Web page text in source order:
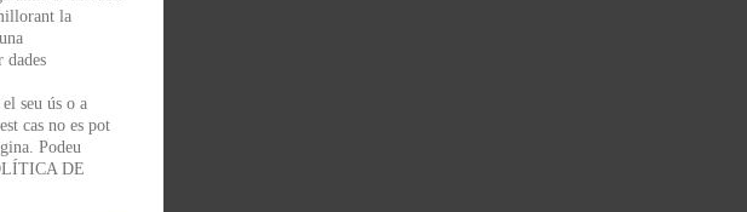
la
dades
seu ús o a
cas no es pot
Podeu
DE